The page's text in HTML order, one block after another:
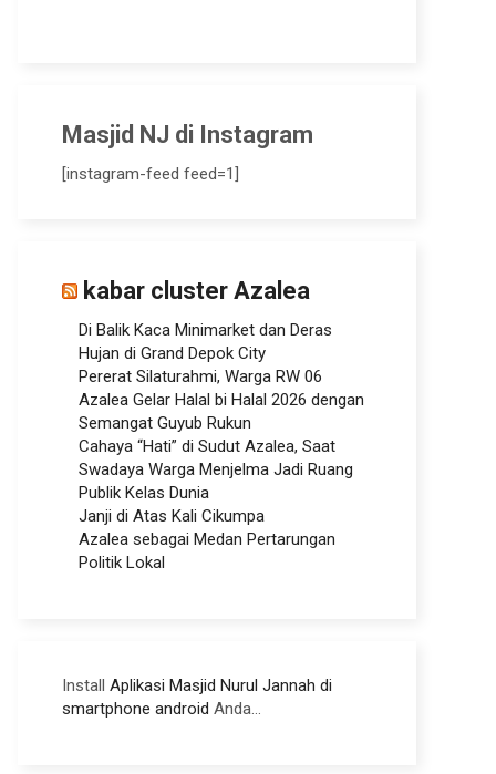
Masjid NJ di Instagram
[instagram-feed feed=1]
kabar cluster Azalea
Di Balik Kaca Minimarket dan Deras
Hujan di Grand Depok City
Pererat Silaturahmi, Warga RW 06
Azalea Gelar Halal bi Halal 2026 dengan
Semangat Guyub Rukun
Cahaya “Hati” di Sudut Azalea, Saat
Swadaya Warga Menjelma Jadi Ruang
Publik Kelas Dunia
Janji di Atas Kali Cikumpa
Azalea sebagai Medan Pertarungan
Politik Lokal
Install Aplikasi Masjid Nurul Jannah di
smartphone android Anda...